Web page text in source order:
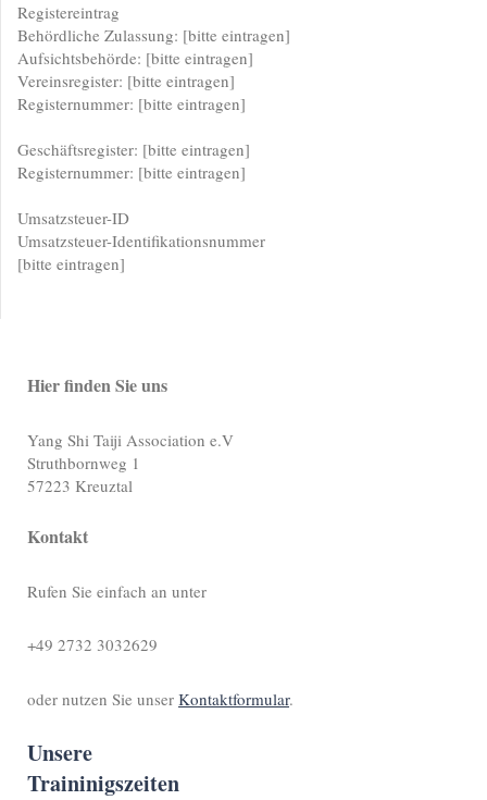
Registereintrag
Behördliche Zulassung: [bitte eintragen]
Aufsichtsbehörde: [bitte eintragen]
Vereinsregister: [bitte eintragen]
Registernummer: [bitte eintragen]
Geschäftsregister: [bitte eintragen]
Registernummer: [bitte eintragen]
Umsatzsteuer-ID
Umsatzsteuer-Identifikationsnummer
[bitte eintragen]
Hier finden Sie uns
Yang Shi Taiji Association e.V
Struthbornweg 1
57223 Kreuztal
Kontakt
Rufen Sie einfach an unter
+49 2732 3032629
oder nutzen Sie unser Kontaktformular.
Unsere
Traininigszeiten